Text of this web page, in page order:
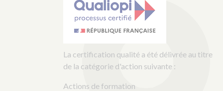
La certification qualité a été délivrée au titre
de la catégorie d'action suivante :
Actions de formation